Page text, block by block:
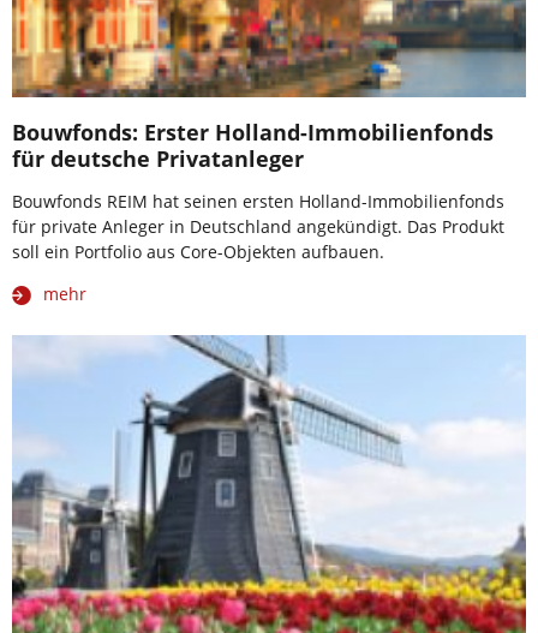
Bouwfonds: Erster Holland-Immobilienfonds
für deutsche Privatanleger
Bouwfonds REIM hat seinen ersten Holland-Immobilienfonds
für private Anleger in Deutschland angekündigt. Das Produkt
soll ein Portfolio aus Core-Objekten aufbauen.
mehr